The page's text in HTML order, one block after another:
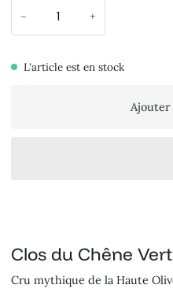
− +
L'article est en stock
Ajouter
Clos du Chêne Vert
Cru mythique de la Haute